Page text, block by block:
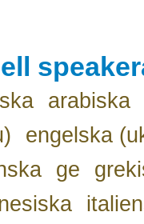
arabiska
engelska
ge